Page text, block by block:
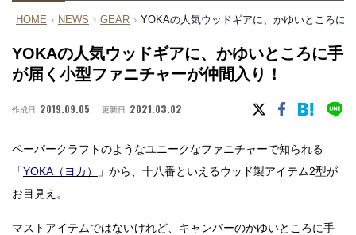
HOME › NEWS › GEAR › YOKAの人気ウッドギアに、かゆいところに
YOKAの人気ウッドギアに、かゆいところに手
が届く小型ファニチャーが仲間入り！
作成日 2019.09.05 更新日 2021.03.02
ペーパークラフトのようなユニークなファニチャーで知られる
「YOKA（ヨカ）
」から、十八番といえるウッド製アイテム2型が
お目見え。
マストアイテムではないけれど、キャンパーのかゆいところに手